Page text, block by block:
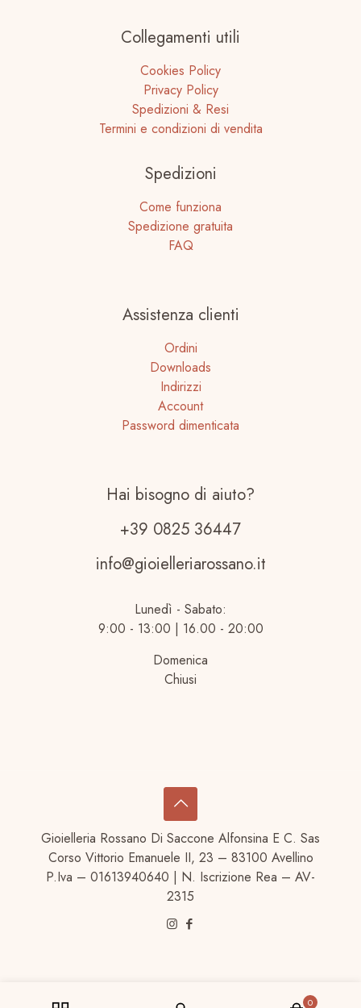
Collegamenti utili
Cookies Policy
Privacy Policy
Spedizioni & Resi
Termini e condizioni di vendita
Spedizioni
Come funziona
Spedizione gratuita
FAQ
Assistenza clienti
Ordini
Downloads
Indirizzi
Account
Password dimenticata
Hai bisogno di aiuto?
+39 0825 36447
info@gioielleriarossano.it
Lunedì - Sabato:
9:00 - 13:00 | 16.00 - 20:00
Domenica
Chiusi
Gioielleria Rossano Di Saccone Alfonsina E C. Sas
Corso Vittorio Emanuele II, 23 – 83100 Avellino
P.Iva – 01613940640 | N. Iscrizione Rea – AV-
2315
0